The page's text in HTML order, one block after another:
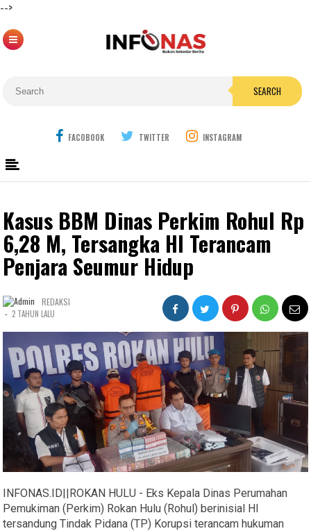
-->
SEARCH
FACOBOOK TWITTER INSTAGRAM
Kasus BBM Dinas Perkim Rohul Rp
6,28 M, Tersangka HI Terancam
Penjara Seumur Hidup
REDAKSI
- 2 TAHUN LALU
INFONAS.ID||ROKAN HULU - Eks Kepala Dinas Perumahan
Pemukiman (Perkim) Rokan Hulu (Rohul) berinisial HI
tersandung Tindak Pidana (TP) Korupsi terancam hukuman